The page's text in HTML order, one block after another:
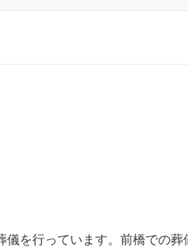
を行っています。前橋での葬